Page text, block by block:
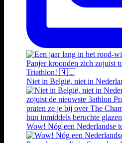
Niet in België, niet in
Wow! Nóg een Nederlandse